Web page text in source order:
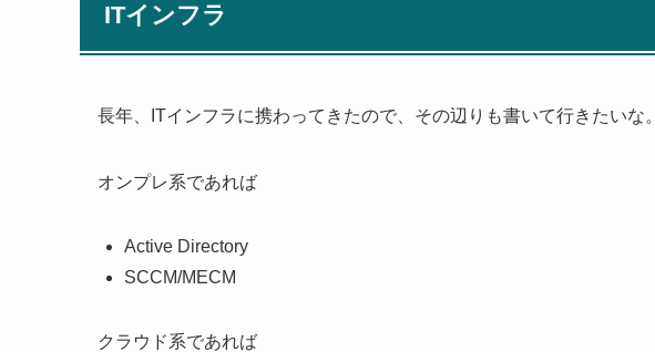
ITインフラ
長年、ITインフラに携わってきたので、その辺りも書いて行きたいな。
オンプレ系であれば
Active Directory
SCCM/MECM
クラウド系であれば